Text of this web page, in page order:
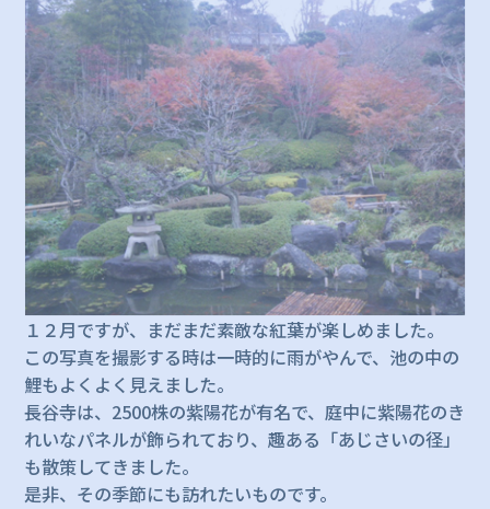
１２月ですが、まだまだ素敵な紅葉が楽しめました。
この写真を撮影する時は一時的に雨がやんで、池の中の
鯉もよくよく見えました。
長谷寺は、2500株の紫陽花が有名で、庭中に紫陽花のき
れいなパネルが飾られており、趣ある「あじさいの径」
も散策してきました。
是非、その季節にも訪れたいものです。